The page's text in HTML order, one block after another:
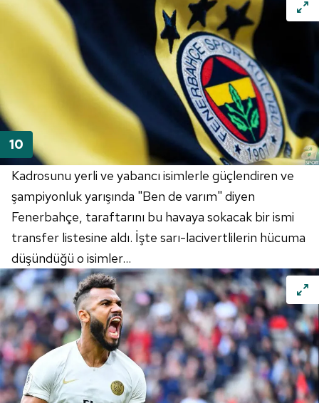
Kadrosunu yerli ve yabancı isimlerle güçlendiren ve
şampiyonluk yarışında "Ben de varım" diyen
Fenerbahçe, taraftarını bu havaya sokacak bir ismi
transfer listesine aldı. İşte sarı-lacivertlilerin hücuma
düşündüğü o isimler...